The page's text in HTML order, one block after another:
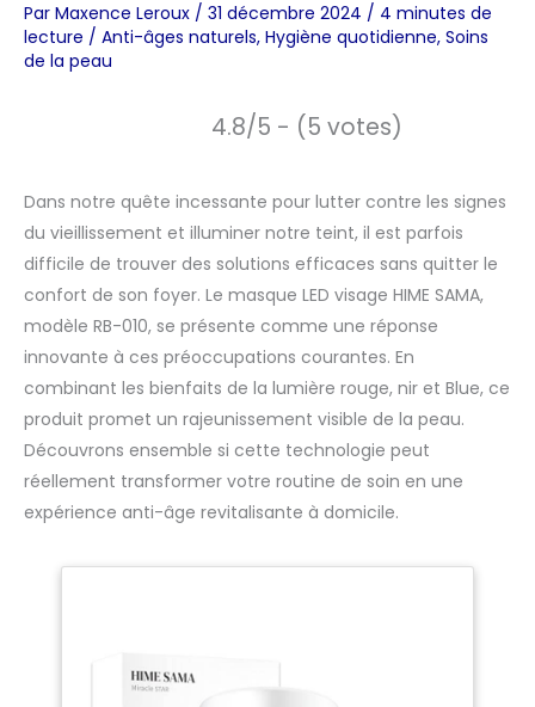
Par Maxence Leroux / 31 décembre 2024 / 4 minutes de
lecture / Anti-âges naturels, Hygiène quotidienne, Soins
de la peau
4.8/5 - (5 votes)
Dans notre quête incessante pour lutter contre les signes
du vieillissement et illuminer notre teint, il est parfois
difficile de trouver des solutions efficaces sans quitter le
confort de son foyer. Le masque LED visage HIME SAMA,
modèle RB-010, se présente comme une réponse
innovante à ces préoccupations courantes. En
combinant les bienfaits de la lumière rouge, nir et Blue, ce
produit promet un rajeunissement visible de la peau.
Découvrons ensemble si cette technologie peut
réellement transformer votre routine de soin en une
expérience anti-âge revitalisante à domicile.